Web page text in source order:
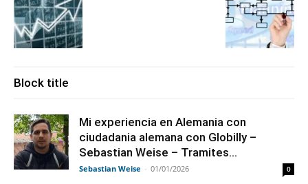
Block title
Mi experiencia en Alemania con
ciudadania alemana con Globilly –
Sebastian Weise – Tramites...
Sebastian Weise - 01/01/2026 0